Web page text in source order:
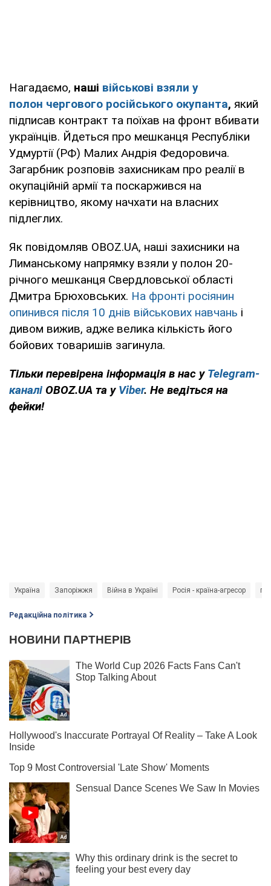
Нагадаємо, наші військові взяли у
полон чергового російського окупанта, який
підписав контракт та поїхав на фронт вбивати
українців. Йдеться про мешканця Республіки
Удмуртії (РФ) Малих Андрія Федоровича.
Загарбник розповів захисникам про реалії в
окупаційній армії та поскаржився на
керівництво, якому начхати на власних
підлеглих.
Як повідомляв OBOZ.UA, наші захисники на
Лиманському напрямку взяли у полон 20-
річного мешканця Свердловської області
Дмитра Брюховських. На фронті росіянин
опинився після 10 днів військових навчань і
дивом вижив, адже велика кількість його
бойових товаришів загинула.
Тільки перевірена інформація в нас у Telegram-
каналі OBOZ.UA та у Viber. Не ведіться на
фейки!
Україна Запоріжжя Війна в Україні Росія - країна-агресор
Редакційна політика